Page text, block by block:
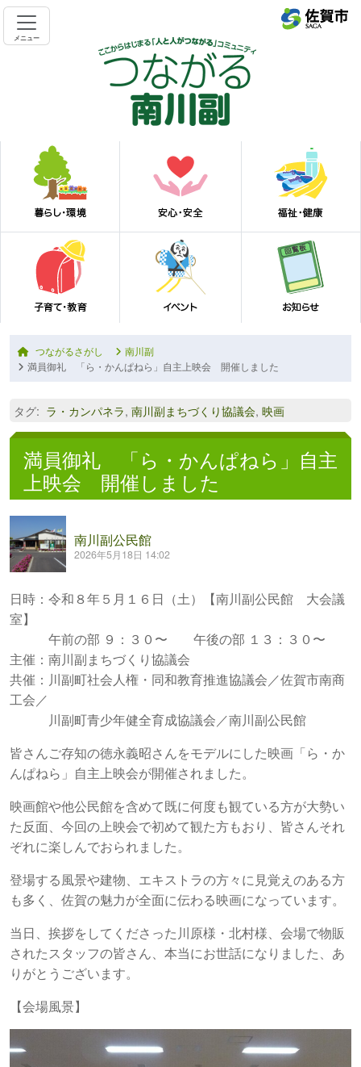
メニュー
つながるさがし
南川副
満員御礼 「ら・かんぱねら」自主上映会 開催しました
タグ: ラ・カンパネラ, 南川副まちづくり協議会, 映画
満員御礼 「ら・かんぱねら」自主
上映会 開催しました
南川副公民館
2026年5月18日 14:02
日時：令和８年５月１６日（土）【南川副公民館 大会議
室】
午前の部 ９：３０〜 午後の部 １３：３０〜
主催：南川副まちづくり協議会
共催：川副町社会人権・同和教育推進協議会／佐賀市南商
工会／
川副町青少年健全育成協議会／南川副公民館
皆さんご存知の徳永義昭さんをモデルにした映画「ら・か
んぱねら」自主上映会が開催されました。
映画館や他公民館を含めて既に何度も観ている方が大勢い
た反面、今回の上映会で初めて観た方もおり、皆さんそれ
ぞれに楽しんでおられました。
登場する風景や建物、エキストラの方々に見覚えのある方
も多く、佐賀の魅力が全面に伝わる映画になっています。
当日、挨拶をしてくださった川原様・北村様、会場で物販
されたスタッフの皆さん、本当にお世話になりました、あ
りがとうございます。
【会場風景】